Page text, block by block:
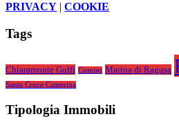
PRIVACY | COOKIE
Tags
Chiaramonte Gulfi Comiso Marina di Ragusa
Santa Croce Camerina
Tipologia Immobili